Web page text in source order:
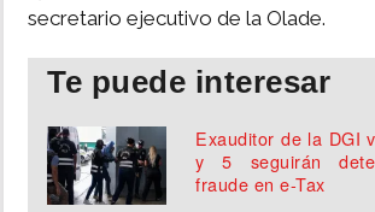
secretario ejecutivo de la Olade.
Te puede interesar
Exauditor de la DGI
y 5 seguirán
fraude en e-Tax